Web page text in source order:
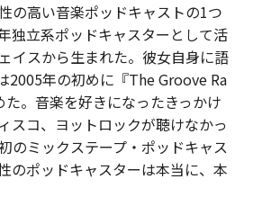
の高い音楽ポッドキャストの1つ
独立系ポッドキャスターとして活
イスから生まれた。彼女自身に語
2005年の初めに『The Groove Ra
。音楽を好きになったきっかけ
スコ、ヨットロックが聴けなかっ
のミックステープ・ポッドキャス
のポッドキャスターは本当に、本